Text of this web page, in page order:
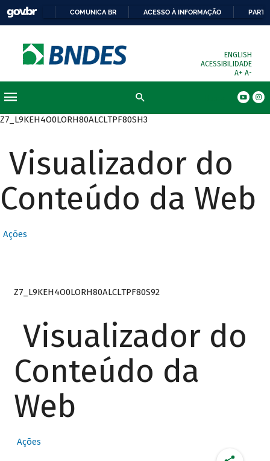
COMUNICA BR ACESSO À INFORMAÇÃO
ENGLISH
ACESSIBILIDADE
A+ A-
Z7_L9KEH4O0LORH80ALCLTPF80SH3
Visualizador do
Conteúdo da Web
Ações
Z7_L9KEH4O0LORH80ALCLTPF80S92
Visualizador do
Conteúdo da
Web
Ações